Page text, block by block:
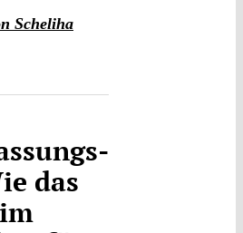
About
Submissions
Scheliha
das